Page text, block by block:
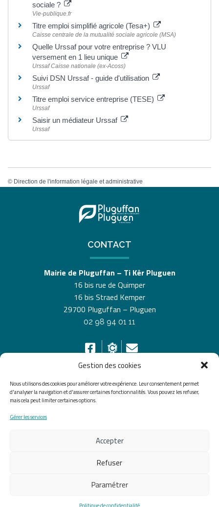
Gestion des cookies
Nous utilisons des cookies pour améliorer votre expérience. Leur consentement permet
d'analyser la navigation et d'assurer certaines fonctionnalités. Vous pouvez les refuser,
mais cela peut limiter certaines options.
Gérer les services
Accepter
Refuser
Paramétrer
sociale ?
Vie-publique.fr
Titre emploi simplifié agricole (Tesa+)
Caisse centrale de la mutualité sociale agricole (MSA)
Quelle Urssaf pour votre entreprise ? VLU
versement en 1 lieu unique
Urssaf Caisse nationale (ex-Acoss)
Suivi DSN Urssaf - guide d'utilisation
Urssaf
Titre emploi service entreprise (TESE)
Urssaf
Saisir un médiateur Urssaf
Urssaf
© Direction de l'information légale et administrative
CONTACT
Mairie de Pluguffan – Ti Kêr Pluguen
16 bis rue de Quimper
16 bis Straed Kemper
29700 Pluguffan – Pluguen
02 98 94 01 11
HORAIRES D’OUVERTURE
Du lundi au vendredi de 8h30 à 12h30 et de 13h30 à
Accessibilité
Confidentialité